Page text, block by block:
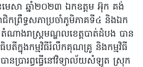
មេសា ឆ្នាំ២០២៣ ឯកឧត្តម អ៊ុក គង់
កព្រឹទ្ធសភាប្រចាំភូមិភាគទី៤ និងឯក
ាងរាស្រ្តមណ្ឌលខេត្តបាត់ដំបង បាន
តីក្នុងកម្មវិធីរំលឹកគុណគ្រូ និងកម្មវិធី
លបានប្រារព្ធធ្វើនៅវិទ្យាល័យសំឡូត ស្រុក